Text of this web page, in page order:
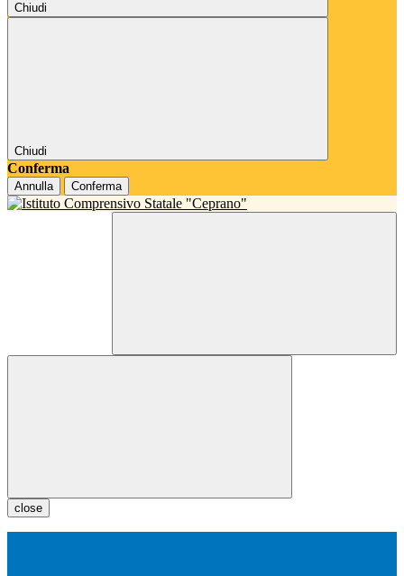
Chiudi
Chiudi
Conferma
Annulla Conferma
close